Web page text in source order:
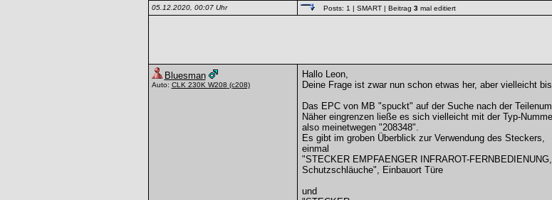
05.12.2020, 00:07 Uhr Posts: 1 | SMART| Beitrag 3mal editiert
Bluesman
Auto: CLK 230K W208 (c208)
Hallo Leon,
Deine Frage ist zwar nun schon etwas her, aber vielleicht
Das EPC von MB "spuckt" auf der Suche nach der
Näher eingrenzen ließe es sich vielleicht mit der Typ-
also meinetwegen "208348".
Es gibt im groben Überblick zur Verwendung des Steckers,
einmal
"STECKER EMPFAENGER INFRAROT-
Schutzschläuche", Einbauort Türe
und